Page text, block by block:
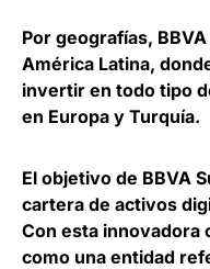
Por geografías,
América Latina,
invertir en todo tipo
en Europa y Turquía.
El objetivo de BBVA
cartera de activos
Con esta innovadora
como una entidad